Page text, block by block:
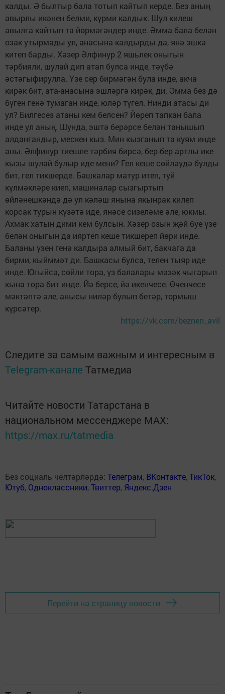
калды. Ә былтыр бала тотып кайтып керде. Без аның
авырлы икәнен белми, күрми калдык. Шул килеш
авылга кайтып та йөрмәгәндер инде. Әмма бала белән
озак утырмады ул, анасына калдырды да, янә эшкә
китеп барды. Хәзер Әлфинур 2 яшьлек оныгын
тәрбияли, шулай дип атап булса инде, тәүбә
әстәгыфирулла. Үзе сер бирмәгән була инде, акча
кирәк бит, ата-анасына эшләргә кирәк, ди. Әмма без дә
бүген генә тумаган инде, юләр түгел. Нинди атасы ди
ул? Билгесез атаны кем белсен? Йөреп тапкан бала
инде ул аның. Шунда, эштә берәрсе белән танышып
алдангандыр, мескен кыз. Мин кызганып та куям инде
аны. Әлфинур тиешле тәрбия бирсә, бер-бер артлы ике
кызы шулай булыр иде мени? Гел кеше сөйләүдә булды
бит, гел тикшерде. Башкалар матур итеп, туй
күлмәкләре киеп, машиналар сызгыртып
өйләнешкәндә дә ул кәләш янына якынрак килеп
корсак турын күзәтә иде, янәсе сизеләме әле, юкмы.
Ахмак хатын дими кем булсын. Хәзер озын җәй буе үзе
белән оныгын да ияртеп кеше тикшереп йөри инде.
Баланы үзен генә калдыра алмый бит, бакчага да
бирми, кыйммәт ди. Башкасы булса, телен тыяр иде
инде. Югыйсә, сөйли тора, үз балалары мәзәк чыгарып
кына тора бит инде. Йә берсе, йә икенчесе. Өченчесе
мәктәптә әле, анысы ниләр булып бетәр, тормыш
күрсәтер.
https://vk.com/beznen_avil
Следите за самым важным и интересным в
Telegram-канале Татмедиа
Читайте новости Татарстана в
национальном мессенджере MАХ:
https://max.ru/tatmedia
Без социаль челтәрләрдә: Телеграм, ВКонтакте,ТикТок,
Ютуб, Одноклассники,Твиттер, Яндекс.Дзен
Перейти на страницу новости